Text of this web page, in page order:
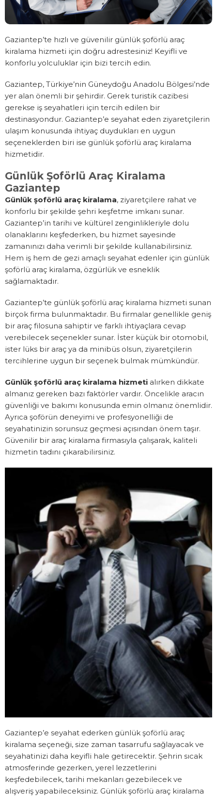
Gaziantep’te hızlı ve güvenilir günlük şoförlü araç
kiralama hizmeti için doğru adrestesiniz! Keyifli ve
konforlu yolculuklar için bizi tercih edin.
Gaziantep, Türkiye’nin Güneydoğu Anadolu Bölgesi’nde
yer alan önemli bir şehirdir. Gerek turistik cazibesi
gerekse iş seyahatleri için tercih edilen bir
destinasyondur. Gaziantep’e seyahat eden ziyaretçilerin
ulaşım konusunda ihtiyaç duydukları en uygun
seçeneklerden biri ise günlük şoförlü araç kiralama
hizmetidir.
Günlük Şoförlü Araç Kiralama
Gaziantep
Günlük şoförlü araç kiralama, ziyaretçilere rahat ve
konforlu bir şekilde şehri keşfetme imkanı sunar.
Gaziantep’in tarihi ve kültürel zenginlikleriyle dolu
olanaklarını keşfederken, bu hizmet sayesinde
zamanınızı daha verimli bir şekilde kullanabilirsiniz.
Hem iş hem de gezi amaçlı seyahat edenler için günlük
şoförlü araç kiralama, özgürlük ve esneklik
sağlamaktadır.
Gaziantep’te günlük şoförlü araç kiralama hizmeti sunan
birçok firma bulunmaktadır. Bu firmalar genellikle geniş
bir araç filosuna sahiptir ve farklı ihtiyaçlara cevap
verebilecek seçenekler sunar. İster küçük bir otomobil,
ister lüks bir araç ya da minibüs olsun, ziyaretçilerin
tercihlerine uygun bir seçenek bulmak mümkündür.
Günlük şoförlü araç kiralama hizmeti alırken dikkate
almanız gereken bazı faktörler vardır. Öncelikle aracın
güvenliği ve bakımı konusunda emin olmanız önemlidir.
Ayrıca şoförün deneyimi ve profesyonelliği de
seyahatinizin sorunsuz geçmesi açısından önem taşır.
Güvenilir bir araç kiralama firmasıyla çalışarak, kaliteli
hizmetin tadını çıkarabilirsiniz.
Gaziantep’e seyahat ederken günlük şoförlü araç
kiralama seçeneği, size zaman tasarrufu sağlayacak ve
seyahatinizi daha keyifli hale getirecektir. Şehrin sıcak
atmosferinde gezerken, yerel lezzetlerini
keşfedebilecek, tarihi mekanları gezebilecek ve
alışveriş yapabileceksiniz. Günlük şoförlü araç kiralama